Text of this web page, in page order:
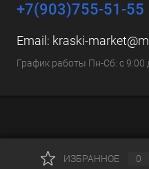
+7(903)755-51-55
Email: kraski-
График работы Пн-Сб: с 9:00
ИЗБРАННОЕ 0